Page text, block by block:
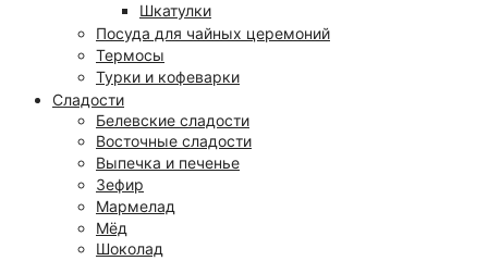
Шкатулки
Посуда для чайных церемоний
Термосы
Турки и кофеварки
Сладости
Белевские сладости
Восточные сладости
Выпечка и печенье
Зефир
Мармелад
Мёд
Шоколад